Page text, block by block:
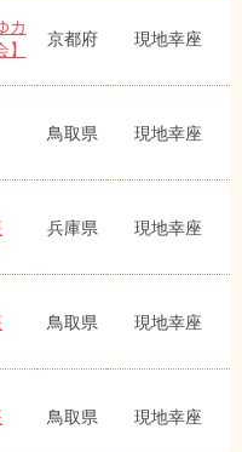
カ
京都府 現地幸座
鳥取県 現地幸座
兵庫県 現地幸座
鳥取県 現地幸座
鳥取県 現地幸座